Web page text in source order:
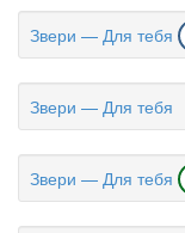
Звери — Для тебя
Звери — Для тебя
Звери — Для тебя